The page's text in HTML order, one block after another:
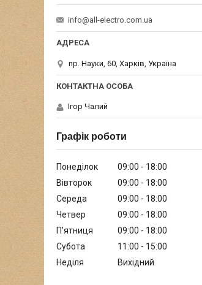
info@all-electro.com.ua
пр. Науки, 60, Харків, Україна
Ігор Чалий
Графік роботи
Понеділок 09:00
18:00
Вівторок
09:00
18:00
Середа
09:00
18:00
Четвер
09:00
18:00
Пʼятниця
09:00
18:00
Субота
11:00
15:00
Неділя
Вихідний